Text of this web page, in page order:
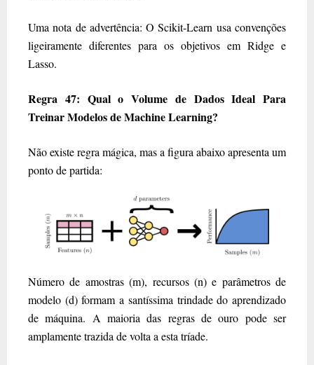
Uma nota de advertência: O Scikit-Learn usa convenções
ligeiramente diferentes para os objetivos em Ridge e
Lasso.
Regra 47: Qual o Volume de Dados Ideal Para
Treinar Modelos de Machine Learning?
Não existe regra mágica, mas a figura abaixo apresenta um
ponto de partida:
Número de amostras (m), recursos (n) e parâmetros de
modelo (d) formam a santíssima trindade do aprendizado
de máquina. A maioria das regras de ouro pode ser
amplamente trazida de volta a esta tríade.